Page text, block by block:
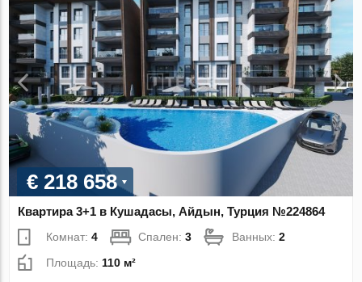
€ 218 658
Квартира 3+1 в Кушадасы, Айдын, Турция №224864
Комнат:4 Спален:3 Ванных:2
Площадь: 110 м²